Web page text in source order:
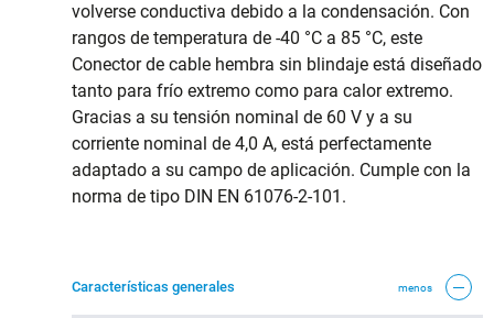
volverse conductiva debido a la condensación. Con
rangos de temperatura de -40 °C a 85 °C, este
Conector de cable hembra sin blindaje está diseñado
tanto para frío extremo como para calor extremo.
Gracias a su tensión nominal de 60 V y a su
corriente nominal de 4,0 A, está perfectamente
adaptado a su campo de aplicación. Cumple con la
norma de tipo DIN EN 61076-2-101.
Características generales menos